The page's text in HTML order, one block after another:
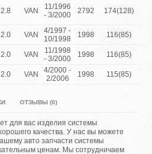
2.8 VAN
11/1996
- 3/2000
2792 174(128)
2.0 VAN
4/1997 -
10/1998
1998 116(85)
2.0 VAN
11/1998
- 3/2000
1998 116(85)
2.0 VAN
4/2000 -
2/2006
1998 115(85)
ОТЗЫВЫ (0)
для вас изделия системы
качества. У нас вы можете
авто запчасти системы
ценам. Мы сотрудничаем